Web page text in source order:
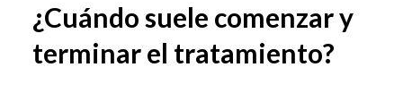
¿Cuándo suele comenzar y
terminar el tratamiento?